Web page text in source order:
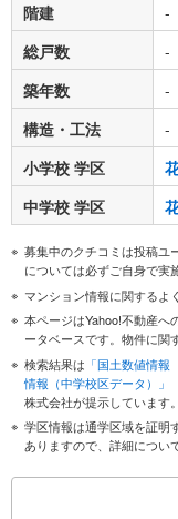
階建
-
総戸数
-
築年数
-
構造・工法
-
小学校 学区
中学校 学区
募集中のクチコミは投稿ユ
については必ずご自身で実
マンション情報に関するよ
本ページはYahoo!不動産へ
ータベースです。物件に関
検索結果は 「国土数値情報
情報（中学校区データ）」
株式会社が提示しています。
学区情報は通学区域を証明
ありますので、詳細につい